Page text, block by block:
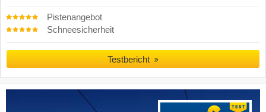
Pistenangebot
Schneesicherheit
Testbericht